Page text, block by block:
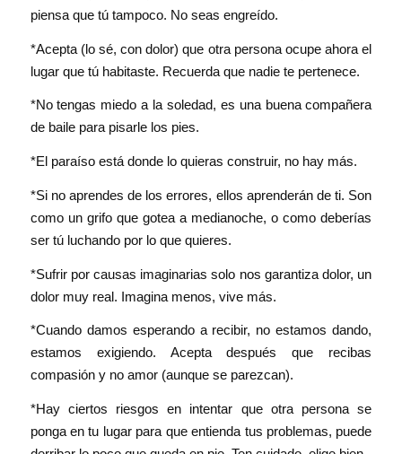
piensa que tú tampoco. No seas engreído.
*Acepta (lo sé, con dolor) que otra persona ocupe ahora el
lugar que tú habitaste. Recuerda que nadie te pertenece.
*No tengas miedo a la soledad, es una buena compañera
de baile para pisarle los pies.
*El paraíso está donde lo quieras construir, no hay más.
*Si no aprendes de los errores, ellos aprenderán de ti. Son
como un grifo que gotea a medianoche, o como deberías
ser tú luchando por lo que quieres.
*Sufrir por causas imaginarias solo nos garantiza dolor, un
dolor muy real. Imagina menos, vive más.
*Cuando damos esperando a recibir, no estamos dando,
estamos exigiendo. Acepta después que recibas
compasión y no amor (aunque se parezcan).
*Hay ciertos riesgos en intentar que otra persona se
ponga en tu lugar para que entienda tus problemas, puede